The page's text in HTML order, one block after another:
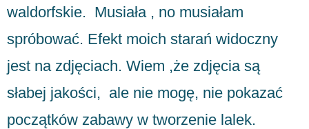
waldorfskie. Musiała , no musiałam
spróbować. Efekt moich starań widoczny
jest na zdjęciach. Wiem ,że zdjęcia są
słabej jakości, ale nie mogę, nie pokazać
początków zabawy w tworzenie lalek.